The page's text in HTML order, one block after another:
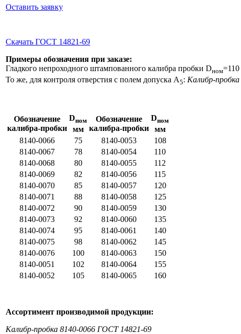
Оставить заявку
Скачать ГОСТ 14821-69
Примеры обозначения при заказе:
Гладкого непроходного штампованного калибра пробки Dном
То же, для контроля отверстия с полем допуска А5: Калибр-
Обозначение
калибра-пробки
Dном
мм
Обозначение
калибра-пробки
Dном
мм
8140-0066
75 8140-0053
108
8140-0067
78 8140-0054
110
8140-0068
80 8140-0055
112
8140-0069
82 8140-0056
115
8140-0070
85 8140-0057
120
8140-0071
88 8140-0058
125
8140-0072
90 8140-0059
130
8140-0073
92 8140-0060
135
8140-0074
95 8140-0061
140
8140-0075
98 8140-0062
145
8140-0076
100 8140-0063
150
8140-0051
102 8140-0064
155
8140-0052
105 8140-0065 160
Ассортимент производимой продукции:
Калибр-пробка 8140-0066 ГОСТ 14821-69